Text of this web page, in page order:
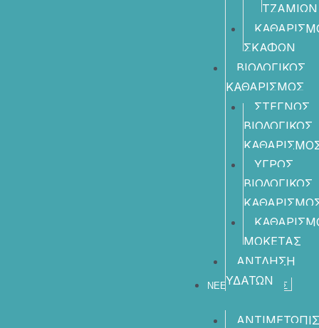
ΤΖΑΜΙΩΝ
ΣΚΑΦΩΝ
ΒΙΟΛΟΓΙΚΟΣ
ΚΑΘΑΡΙΣΜΟΣ
ΣΤΕΓΝΟΣ
ΒΙΟΛΟΓΙΚΟΣ
ΥΓΡΟΣ
ΒΙΟΛΟΓΙΚΟΣ
ΜΟΚΕΤΑΣ
ΑΝΤΛΗΣΗ
ΥΔΑΤΩΝ​
ΝΕΕΣ ΥΠΗΡΕΣΙΕΣ